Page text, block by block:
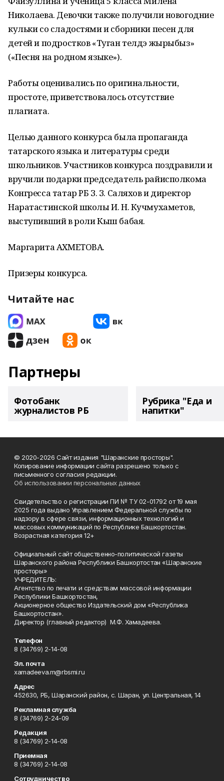
Николаева. Девочки также получили новогодние
кульки со сладостями и сборники песен для
детей и подростков «Туган телдэ жырыбыз»
(«Песня на родном языке»).
Работы оценивались по оригинальности,
простоте, приветствовалось отсутствие
плагиата.
Целью данного конкурса была пропаганда
татарского языка и литературы среди
школьников. Участников конкурса поздравили и
вручили подарки председатель райисполкома
Конгресса татар РБ З. З. Саляхов и директор
Наратастинской школы И. Н. Кучмухаметов,
выступивший в роли Кыш бабая.
Маргарита АХМЕТОВА.
Призеры конкурса.
Читайте нас
Партнеры
Фотобанк
журналистов РБ
Рубрика "Еда и
напитки"
© 2020-2026 Сайт издания "Шаранские просторы".
Копирование информации сайта разрешено только с
письменного согласия редакции.
Об использовании персональных данных
Свидетельство о регистрации ПИ № ТУ 02-01792 от 19 мая
2025 года выдано Управлением Федеральной службы по
надзору в сфере связи, информационных технологий и
массовых коммуникаций по Республике Башкортостан.
Возрастная категория 12+
Официальный сайт общественно-политической газеты
Шаранского района Республики Башкортостан «Шаранские
просторы»
УЧРЕДИТЕЛЬ:
Агентство по печати и средствам массовой информации
Республики Башкортостан,
Акционерное общество Издательский дом «Республика
Башкортостан».
Директор (главный редактор) М.Ф. Хамадеева.
Телефон
8 (34769) 2-14-08
Эл. почта
xamadeeva.m@rbsmi.ru
Адрес
452630, РБ, Шаранский район, с. Шаран, ул. Центральная, 14
Рекламная служба
8 (34769) 2-24-09
Редакция
8 (34769) 2-14-08
Приемная
8 (34769) 2-14-08
Сотрудничество